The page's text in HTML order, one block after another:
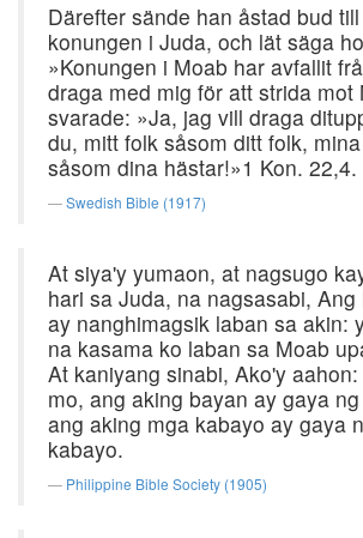
Därefter sände han åstad bud
konungen i Juda, och lät säga
»Konungen i Moab har avfallit
draga med mig för att strida mot
svarade: »Ja, jag vill draga
du, mitt folk såsom ditt folk,
såsom dina hästar!»1 Kon. 22,4.
Swedish Bible (1917)
At siya'y yumaon, at nagsugo
hari sa Juda, na nagsasabi,
ay nanghimagsik laban sa akin:
na kasama ko laban sa Moab
At kaniyang sinabi, Ako'y
mo, ang aking bayan ay gaya
ang aking mga kabayo ay gaya
kabayo.
Philippine Bible Society (1905)